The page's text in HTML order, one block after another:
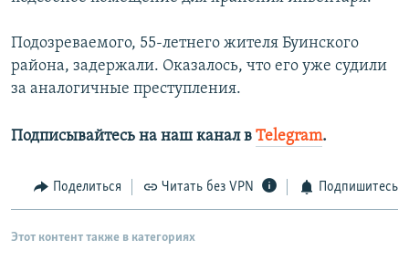
Все сайты РСЕ/РС
Подозреваемого, 55-летнего жителя Буинского
района, задержали. Оказалось, что его уже судили
за аналогичные преступления.
Подписывайтесь на наш канал в Telegram.
Поделиться Читать без VPN Подпишитесь
Этот контент также в категориях